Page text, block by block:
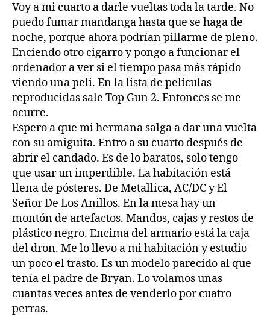
Voy a mi cuarto a darle vueltas toda la tarde. No
puedo fumar mandanga hasta que se haga de
noche, porque ahora podrían pillarme de pleno.
Enciendo otro cigarro y pongo a funcionar el
ordenador a ver si el tiempo pasa más rápido
viendo una peli. En la lista de películas
reproducidas sale Top Gun 2. Entonces se me
ocurre.
Espero a que mi hermana salga a dar una vuelta
con su amiguita. Entro a su cuarto después de
abrir el candado. Es de lo baratos, solo tengo
que usar un imperdible. La habitación está
llena de pósteres. De Metallica, AC/DC y El
Señor De Los Anillos. En la mesa hay un
montón de artefactos. Mandos, cajas y restos de
plástico negro. Encima del armario está la caja
del dron. Me lo llevo a mi habitación y estudio
un poco el trasto. Es un modelo parecido al que
tenía el padre de Bryan. Lo volamos unas
cuantas veces antes de venderlo por cuatro
perras.